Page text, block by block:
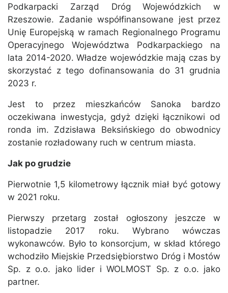
Podkarpacki Zarząd Dróg Wojewódzkich w
Rzeszowie. Zadanie współfinansowane jest przez
Unię Europejską w ramach Regionalnego Programu
Operacyjnego Województwa Podkarpackiego na
lata 2014-2020. Władze wojewódzkie mają czas by
skorzystać z tego dofinansowania do 31 grudnia
2023 r.
Jest to przez mieszkańców Sanoka bardzo
oczekiwana inwestycja, gdyż dzięki łącznikowi od
ronda im. Zdzisława Beksińskiego do obwodnicy
zostanie rozładowany ruch w centrum miasta.
Jak po grudzie
Pierwotnie 1,5 kilometrowy łącznik miał być gotowy
w 2021 roku.
Pierwszy przetarg został ogłoszony jeszcze w
listopadzie 2017 roku. Wybrano wówczas
wykonawców. Było to konsorcjum, w skład którego
wchodziło Miejskie Przedsiębiorstwo Dróg i Mostów
Sp. z o.o. jako lider i WOLMOST Sp. z o.o. jako
partner.